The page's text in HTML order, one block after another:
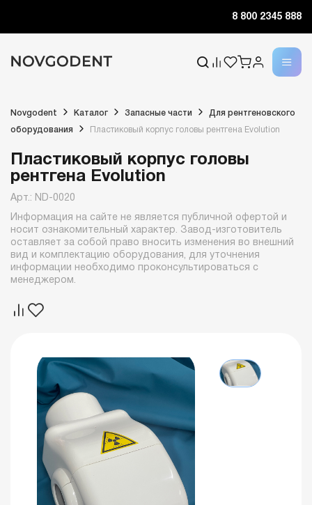
8 800 2345 888
Novgodent Каталог Запасные части Для рентгеновского
оборудования Пластиковый корпус головы рентгена Evolution
Пластиковый корпус головы
рентгена Evolution
Арт.: ND-0020
Информация на сайте не является публичной офертой и
носит ознакомительный характер. Завод-изготовитель
оставляет за собой право вносить изменения во внешний
вид и комплектацию оборудования, для уточнения
информации необходимо проконсультироваться с
менеджером.